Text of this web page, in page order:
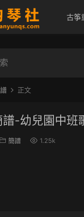
古筝
正文
-幼兒園中班
簡譜 1.25k